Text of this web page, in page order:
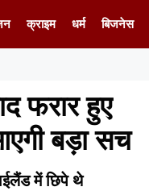
क्राइम धर्म बिजनेस
फरार हुए
बड़ा सच
में छिपे थे